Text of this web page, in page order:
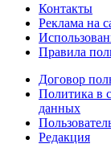
Контакты
Реклама на
Правила
Договор
Политика в
данных
Редакция